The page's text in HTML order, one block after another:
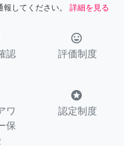
してください。
詳細を見る
認
tag_faces
評価制度
ワ
保
stars
認定制度